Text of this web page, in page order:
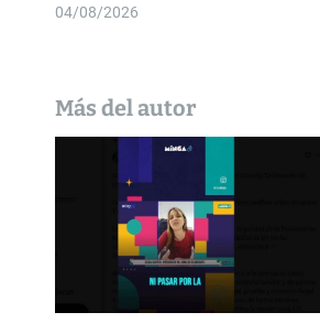
a
04/08/2026
Más del autor